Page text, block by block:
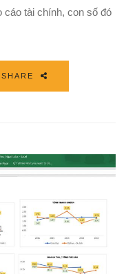
cáo tài chính, con số đó
SHARE